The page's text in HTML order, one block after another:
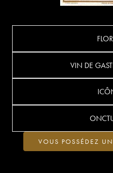
VIN DE
VOUS POSSÉDEZ